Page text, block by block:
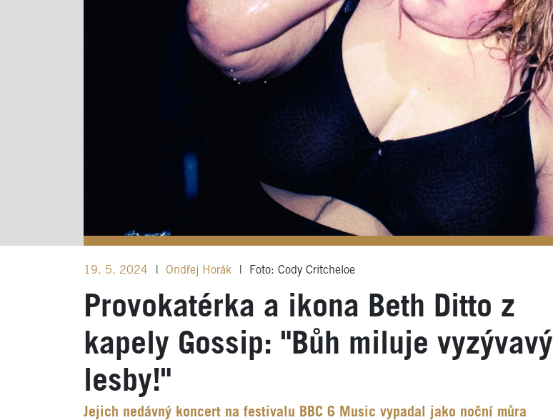
19. 5. 2024 Ondřej Horák Foto: Cody Critcheloe
Provokatérka a ikona Beth Ditto z
kapely Gossip: "Bůh miluje vyzývavý
lesby!"
Jejich nedávný koncert na festivalu BBC 6 Music vypadal jako noční můra